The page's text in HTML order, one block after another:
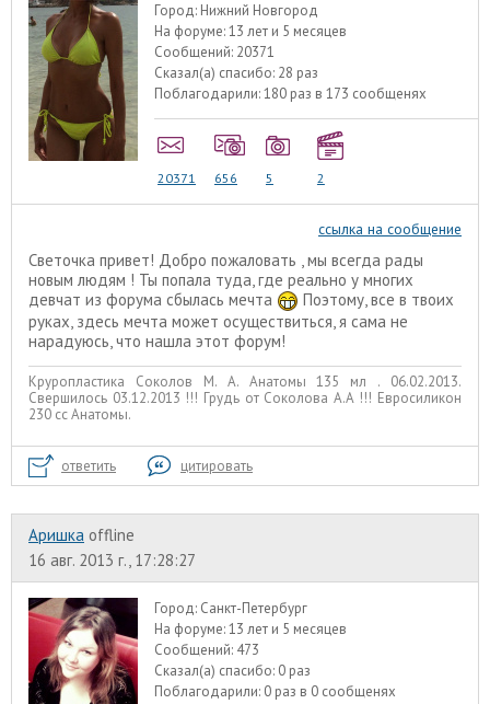
Город: Нижний Новгород
На форуме:13 лет и 5 месяцев
Сообщений: 20371
Сказал(а) спасибо: 28 раз
Поблагодарили:180 раз в 173 сообщенях
20371 656 5 2
ссылка на сообщение
Светочка привет! Добро пожаловать , мы всегда рады
новым людям ! Ты попала туда, где реально у многих
девчат из форума сбылась мечта
Поэтому, все в твоих
руках, здесь мечта может осуществиться, я сама не
нарадуюсь, что нашла этот форум!
Круропластика Соколов М. А. Анатомы 135 мл . 06.02.2013.
Свершилось 03.12.2013 !!! Грудь от Соколова А.А !!! Евросиликон
230 сс Анатомы.
ответить цитировать
Аришка offline
16 авг. 2013 г., 17:28:27
Город: Санкт-Петербург
На форуме:13 лет и 5 месяцев
Сообщений: 473
Сказал(а) спасибо: 0 раз
Поблагодарили: 0 раз в 0 сообщенях